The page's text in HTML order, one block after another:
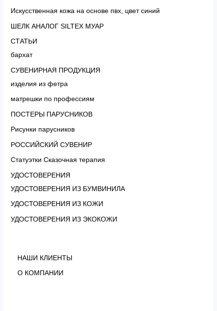
Искусственная кожа на основе пвх, цвет синий
ШЕЛК АНАЛОГ SILTEX МУАР
СТАТЬИ
бархат
СУВЕНИРНАЯ ПРОДУКЦИЯ
изделия из фетра
матрешки по профессиям
ПОСТЕРЫ ПАРУСНИКОВ
Рисунки парусников
РОССИЙСКИЙ СУВЕНИР
Статуэтки Сказочная терапия
УДОСТОВЕРЕНИЯ
УДОСТОВЕРЕНИЯ ИЗ БУМВИНИЛА
УДОСТОВЕРЕНИЯ ИЗ КОЖИ
УДОСТОВЕРЕНИЯ ИЗ ЭКОКОЖИ
НАШИ КЛИЕНТЫ
О КОМПАНИИ